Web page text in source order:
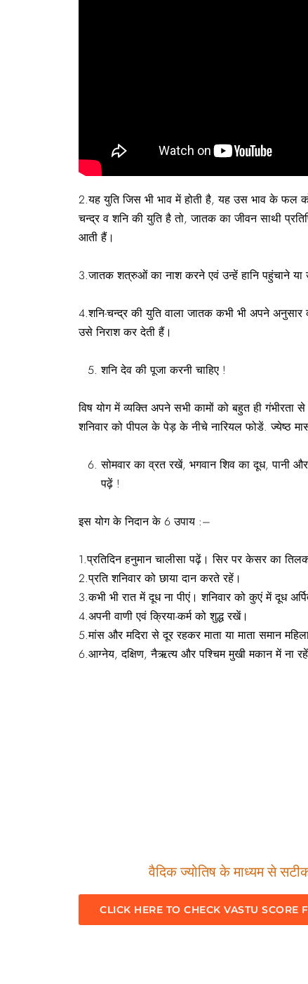
2.यह युति जिस भी भाव में होती है, यह उस भाव के फल
चन्द्र व शनि की यु‍ति है तो, जातक का जीवन साथी
आती हैं।
3.जातक शत्रुओं का नाश करने एवं उन्हें हानि पहुंचाने
4.शनि-चन्द्र की युति वाला जातक कभी भी अपने
उसे निराश कर देती हैं।
शनि देव की पूजा करनी चाहिए !
विष योग में व्यक्ति अपने सभी कामों को बहुत ही
शनिवार को पीपल के पेड़ के नीचे नारियल फोडें. ज्येष्ठ
सोमवार का व्रत रखें, भगवान शिव का दूध,
पढ़ें !
इस योग के निदान के 6 उपाय :–
1.प्रतिदिन हनुमान चालीसा पढ़ें। सिर पर केसर का
2.प्रति शनिवार को छाया दान करते रहें।
3.कभी भी रात में दूध ना पीएं। शनिवार को कुएं में दूध
4.अपनी वाणी एवं क्रिया-कर्म को शुद्ध रखें।
5.मांस और मदिरा से दूर रहकर माता या माता समान
6.आग्नेय, दक्षिण, नैऋत्य और पश्‍चिम मुखी मकान में ना
वैदिक ज्योतिष के माध्यम से
CLICK HERE TO CHECK VASTU SCORE